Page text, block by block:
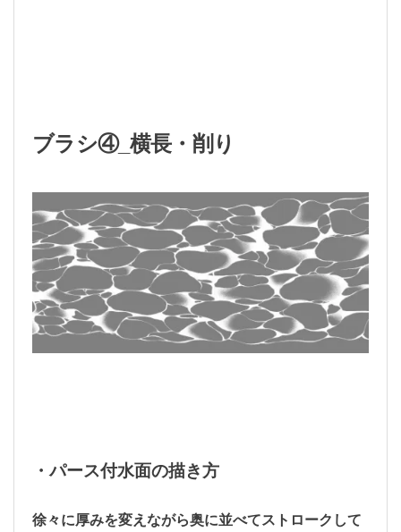
ブラシ④_横長・削り
・パース付水面の描き方
徐々に厚みを変えながら奥に並べてストロークして